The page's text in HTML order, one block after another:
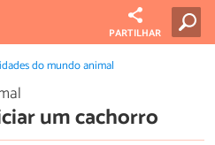
PARTILHAR
do mundo animal
um cachorro